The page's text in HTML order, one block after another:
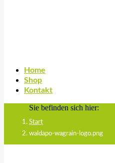
Home
Shop
Kontakt
Sie befinden sich hier:
Start
waldapo-wagrain-logo.png